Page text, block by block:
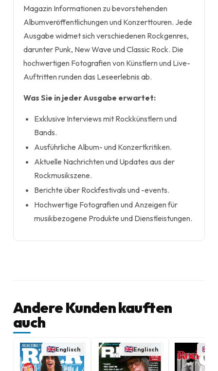
Magazin Informationen zu bevorstehenden
Albumveröffentlichungen und Konzerttouren. Jede
Ausgabe widmet sich verschiedenen Rockgenres,
darunter Punk, New Wave und Classic Rock. Die
hochwertigen Fotografien von Künstlern und Live-
Auftritten runden das Leseerlebnis ab.
Was Sie in jeder Ausgabe erwartet:
Exklusive Interviews mit Rockkünstlern und
Bands.
Ausführliche Album- und Konzertkritiken.
Aktuelle Nachrichten und Updates aus der
Rockmusikszene.
Berichte über Rockfestivals und -events.
Hochwertige Fotografien und Anzeigen für
musikbezogene Produkte und Dienstleistungen.
Andere Kunden kauften
auch
Englisch Englisch